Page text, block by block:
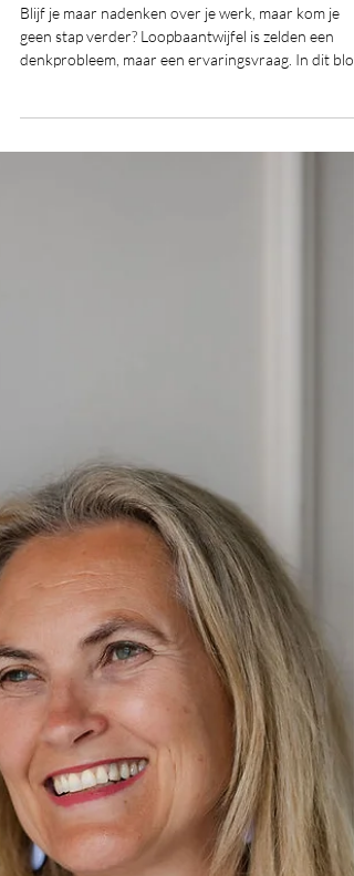
niet helpt, maar ervaren wél
Blijf je maar nadenken over je werk, maar kom je
ervaren – voelen, zien en beleven – juist zorgt voor